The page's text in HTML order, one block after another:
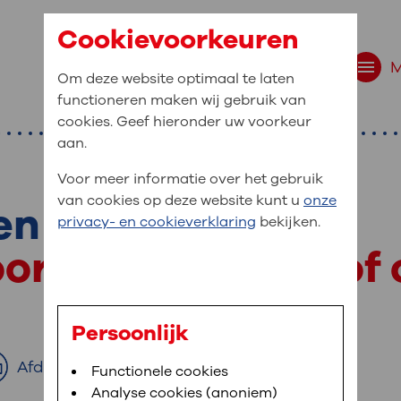
navigatie
bent u naar op
,MijnOLVG,Digitalisering
medische gegevens
In MijnOLVG kunt u uw medische
het u uitkomt. OLVG breidt MijnOLVG
kind
een operatie of
Afdrukken
Cookievoorkeuren
Om deze website optimaal te laten
functioneren maken wij gebruik van
cookies. Geef hieronder uw voorkeur
aan.
Voor meer informatie over het gebruik
van cookies op deze website kunt u onze
privacy- en cookieverklaring bekijken.
Persoonlijk
Functionele cookies
Analyse cookies (anoniem)